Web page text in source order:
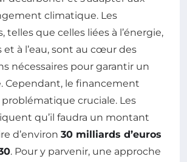
climatique. Les
telles que celles liées à l’énergie,
et à l’eau, sont au cœur des
nécessaires pour garantir un
Cependant, le financement
cruciale. Les
qu’il faudra un montant
d’environ 30 milliards d’euros
. Pour y parvenir, une approche